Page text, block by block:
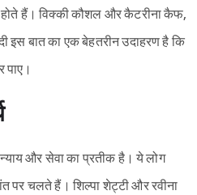
हैं। विक्की कौशल और कैटरीना कैफ,
इस बात का एक बेहतरीन उदाहरण है कि
न्याय और सेवा का प्रतीक है। ये लोग
पर चलते हैं। शिल्पा शेट्टी और रवीना